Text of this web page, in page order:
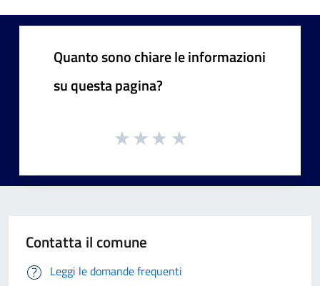
Quanto sono chiare le informazioni
su questa pagina?
Contatta il comune
Leggi le domande frequenti